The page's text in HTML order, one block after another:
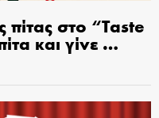
πίτας στο “Taste
και γίνε …